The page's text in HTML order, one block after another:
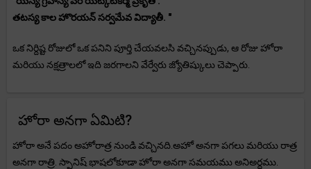
తటస్య కాల హొరయన్ సర్వమేవ విద్యాతీ. "
ఒక నిర్దిష్ట రోజులో ఒక పనిని పూర్తి చేయవలసి వచ్చినప్పుడు, ఆ రోజు హోరా
మరియు నక్షత్రాలలో ఇది జరగాలని వేర్వేరు జ్యోతిష్కులు చెప్పారు.
హోరా అనగా ఏమిటి?
హోరా అనే పదం అహోరాత్ర నుండి వచ్చినది.అహో అనగా పగలు మరియు రాత్ర
అనగా రాత్రి. స్పానిష్ భాషలోకూడా హోరా అనగా సమయము అనిఅర్ధము.